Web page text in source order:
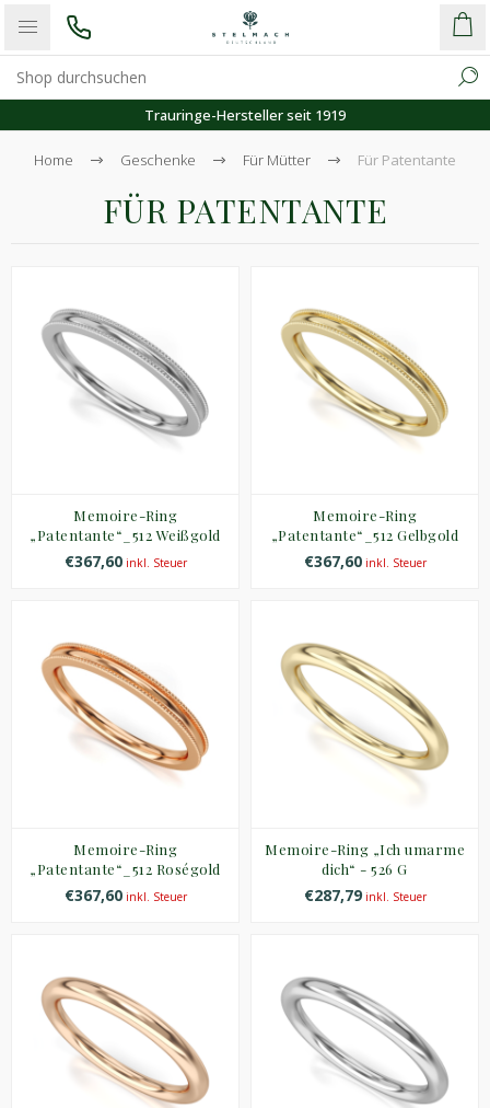
Trauringe-Hersteller seit 1919
Home Geschenke Für Mütter Für Patentante
FÜR PATENTANTE
Memoire-Ring
„Patentante“_512 Weißgold
€367,60inkl. Steuer
Memoire-Ring
„Patentante“_512 Gelbgold
€367,60inkl. Steuer
Memoire-Ring
„Patentante“_512 Roségold
€367,60inkl. Steuer
Memoire-Ring „Ich umarme
dich“ - 526 G
€287,79inkl. Steuer